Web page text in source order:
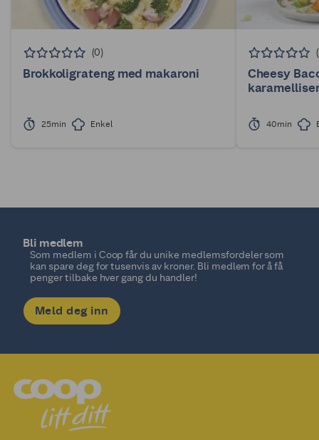
(0)
Brokkoligrateng med makaroni
25min Enkel
Cheesy
40min
Bli medlem
Som medlem i Coop får du unike medlemsfordeler som
kan spare deg for tusenvis av kroner. Bli medlem for å få
penger tilbake hver gang du handler!
Meld deg inn